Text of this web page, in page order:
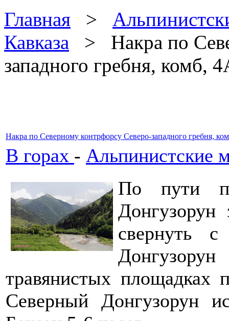
Главная >
Кавказа > Накра по
западного гребня, комб,
Накра по Северному контрфорсу Северо-западного гребня,
В горах - Альпинистские
По пути
свернуть
травянистых площадках
Северный Донгузорун